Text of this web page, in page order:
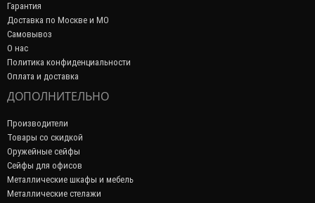
Гарантия
Доставка по Москве и МО
Самовывоз
О нас
Политика конфиденциальности
Оплата и доставка
ДОПОЛНИТЕЛЬНО
Производители
Товары со скидкой
Оружейные сейфы
Сейфы для офисов
Металлические шкафы и мебель
Металлические стелажи